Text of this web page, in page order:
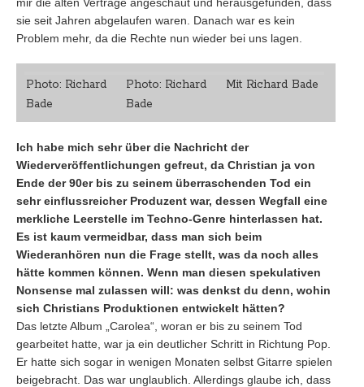
sie seit Jahren abgelaufen waren. Danach war es kein
Problem mehr, da die Rechte nun wieder bei uns lagen.
Photo: Richard
Bade
Photo: Richard
Bade
Mit Richard Bade
Ich habe mich sehr über die Nachricht der
Wiederveröffentlichungen gefreut, da Christian ja von
Ende der 90er bis zu seinem überraschenden Tod ein
sehr einflussreicher Produzent war, dessen Wegfall eine
merkliche Leerstelle im Techno-Genre hinterlassen hat.
Es ist kaum vermeidbar, dass man sich beim
Wiederanhören nun die Frage stellt, was da noch alles
hätte kommen können. Wenn man diesen spekulativen
Nonsense mal zulassen will: was denkst du denn, wohin
sich Christians Produktionen entwickelt hätten?
Das letzte Album „Carolea“, woran er bis zu seinem Tod
gearbeitet hatte, war ja ein deutlicher Schritt in Richtung Pop.
Er hatte sich sogar in wenigen Monaten selbst Gitarre spielen
beigebracht. Das war unglaublich. Allerdings glaube ich, dass